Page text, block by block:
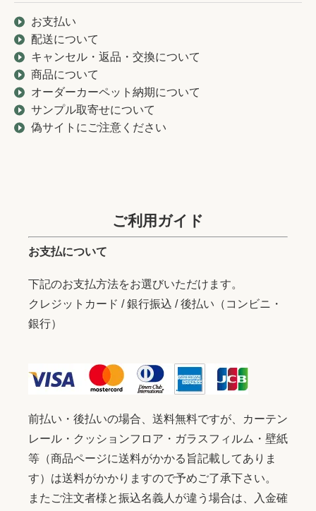
お支払い
配送について
キャンセル・返品・交換について
商品について
オーダーカーペット納期について
サンプル取寄せについて
偽サイトにご注意ください
ご利用ガイド
お支払について
下記のお支払方法をお選びいただけます。
クレジットカード / 銀行振込 / 後払い（コンビニ・
銀行）
前払い・後払いの場合、送料無料ですが、カーテン
レール・クッションフロア・ガラスフィルム・壁紙
等（商品ページに送料がかかる旨記載してありま
す）は送料がかかりますので予めご了承下さい。
またご注文者様と振込名義人が違う場合は、入金確